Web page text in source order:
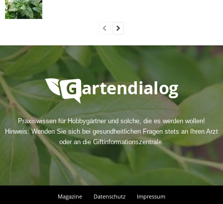
Praxiswissen für Hobbygärtner und solche, die es werden wollen!
Hinweis: Wenden Sie sich bei gesundheitlichen Fragen stets an Ihren Arzt
oder an die Giftinformationszentrale.
Magazine Datenschutz Impressum